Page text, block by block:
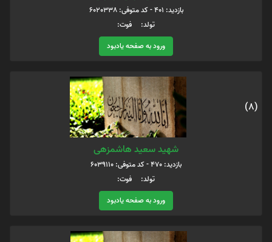
بازدید: 401 - کد متوفی: 6020338
تولد: فوت:
ورود به صفحه یادبود
(8)
شهید سعید هاشمزهی
بازدید: 470 - کد متوفی: 6039110
تولد: فوت:
ورود به صفحه یادبود